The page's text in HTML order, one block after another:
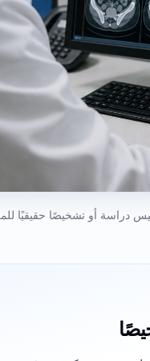
دراسة أو تشخيصًا حقيقيًا